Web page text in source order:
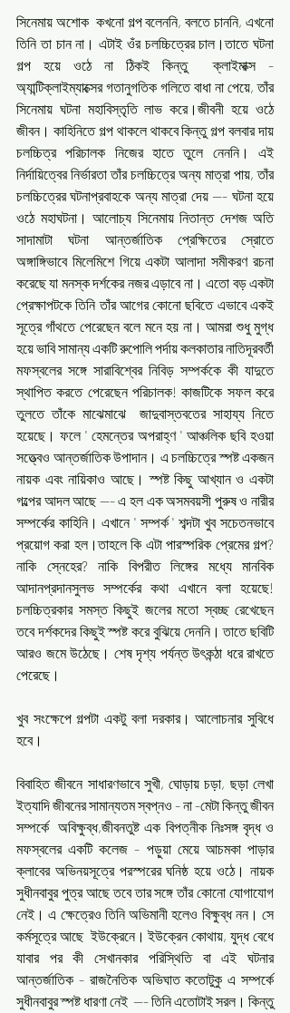
সিনেমায় অশোক  কখনো গল্প বলেননি, বলতে চাননি, এখনো
তিনি তা চান না। এটাই ওঁর চলচ্চিত্রের চাল।তাতে ঘটনা
গল্প হয়ে ওঠে না ঠিকই কিন্তু  ক্লাইমাক্স -
অ্যান্টিক্লাইম্যাক্সের গতানুগতিক গলিতে বাধা না পেয়ে, তাঁর
সিনেমায় ঘটনা মহাবিস্তৃতি লাভ করে।জীবনী হয়ে ওঠে
জীবন। কাহিনিতে গল্প থাকলে থাকবে কিন্তু গল্প বলবার দায়
চলচ্চিত্র পরিচালক নিজের হাতে তুলে নেননি। এই
নির্দায়িত্বের নির্ভারতা তাঁর চলচ্চিত্রে অন্য মাত্রা পায়, তাঁর
চলচ্চিত্রের ঘটনাপ্রবাহকে অন্য মাত্রা দেয় --- ঘটনা হয়ে
ওঠে মহাঘটনা। আলোচ্য সিনেমায় নিতান্ত দেশজ অতি
সাদামাটা ঘটনা আন্তর্জাতিক প্রেক্ষিতের স্রোতে
অঙ্গাঙ্গিভাবে মিলেমিশে গিয়ে একটা আলাদা সমীকরণ রচনা
করেছে যা মনস্ক দর্শকের নজর এড়াবে না। এতো বড় একটা
প্রেক্ষাপটকে তিনি তাঁর আগের কোনো ছবিতে এভাবে একই
সূত্রে গাঁথতে পেরেছেন বলে মনে হয় না। আমরা শুধু মুগ্ধ
হয়ে ভাবি সামান্য একটি রুপোলি পর্দায় কলকাতার নাতিদূরবর্তী
মফস্বলের সঙ্গে সারাবিশ্বের নিবিড় সম্পর্ককে কী যাদুতে
স্থাপিত করতে পেরেছেন পরিচালক! কাজটিকে সফল করে
তুলতে তাঁকে মাঝেমাঝে  জাদুবাস্তবতের সাহায্য নিতে
হয়েছে। ফলে ' হেমন্তের অপরাহ্ণ ' আঞ্চলিক ছবি হওয়া
সত্ত্বেও আন্তর্জাতিক উপাদান। এ চলচ্চিত্রে স্পষ্ট একজন
নায়ক এবং নায়িকাও আছে। স্পষ্ট কিছু আখ্যান ও একটা
গল্পের আদল আছে --- এ হল এক অসমবয়সী পুরুষ ও নারীর
সম্পর্কের কাহিনি। এখানে ' সম্পর্ক ' শব্দটা খুব সচেতনভাবে
প্রয়োগ করা হল।তাহলে কি এটা পারস্পরিক প্রেমের গল্প?
নাকি স্নেহের? নাকি বিপরীত লিঙ্গের মধ্যে মানবিক
আদানপ্রদানসুলভ সম্পর্কের কথা এখানে বলা হয়েছে!
চলচ্চিত্রকার সমস্ত কিছুই জলের মতো স্বচ্ছ রেখেছেন
তবে দর্শকদের কিছুই স্পষ্ট করে বুঝিয়ে দেননি। তাতে ছবিটি
আরও জমে উঠেছে। শেষ দৃশ্য পর্যন্ত উৎকন্ঠা ধরে রাখতে
পেরেছে।
খুব সংক্ষেপে গল্পটা একটু বলা দরকার। আলোচনার সুবিধে
হবে।
বিবাহিত জীবনে সাধারণভাবে সুখী, ঘোড়ায় চড়া, ছড়া লেখা
ইত্যাদি জীবনের সামান্যতম স্বপ্নও - না -মেটা কিন্তু জীবন
সম্পর্কে  অবিক্ষুব্ধ,জীবনতুষ্ট এক বিপত্নীক নিঃসঙ্গ বৃদ্ধ ও
মফস্বলের একটি কলেজ - পড়ুয়া মেয়ে আচমকা পাড়ার
ক্লাবের অভিনয়সূত্রে পরস্পরের ঘনিষ্ঠ হয়ে ওঠে। নায়ক
সুধীনবাবুর পুত্র আছে তবে তার সঙ্গে তাঁর কোনো যোগাযোগ
নেই। এ ক্ষেত্রেও তিনি অভিমানী হলেও বিক্ষুব্ধ নন। সে
কর্মসূত্রে আছে  ইউক্রেনে। ইউক্রেন কোথায়, যুদ্ধ বেধে
যাবার পর কী সেখানকার পরিস্থিতি বা এই ঘটনার
আন্তর্জাতিক - রাজনৈতিক অভিঘাত কতোটুকু এ সম্পর্কে
সুধীনবাবুর স্পষ্ট ধারণা নেই  --- তিনি এতোটাই সরল। কিন্তু